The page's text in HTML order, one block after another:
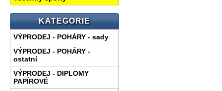
KATEGORIE
VÝPRODEJ - POHÁRY - sady
VÝPRODEJ - POHÁRY -
ostatní
VÝPRODEJ - DIPLOMY
PAPÍROVÉ